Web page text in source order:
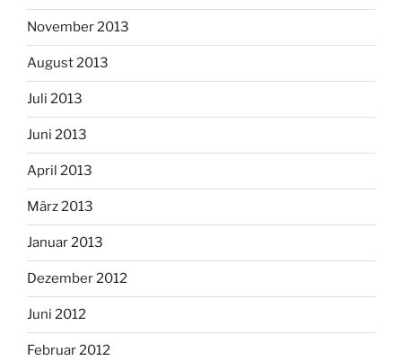
November 2013
August 2013
Juli 2013
Juni 2013
April 2013
März 2013
Januar 2013
Dezember 2012
Juni 2012
Februar 2012